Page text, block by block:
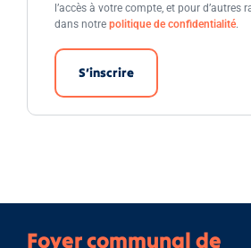
l’accès à votre compte, et pour d’autres
dans notre politique de confidentialité.
S’inscrire
Foyer communal de